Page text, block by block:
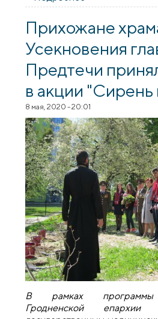
Прихожане
Усекновения
Предтечи
в акции
8 мая, 2020 - 20:01
В рамках программы
Гродненской епархии